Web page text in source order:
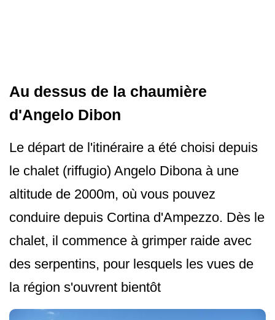
Au dessus de la chaumière
d'Angelo Dibon
Le départ de l'itinéraire a été choisi depuis
le chalet (riffugio) Angelo Dibona à une
altitude de 2000m, où vous pouvez
conduire depuis Cortina d'Ampezzo. Dès le
chalet, il commence à grimper raide avec
des serpentins, pour lesquels les vues de
la région s'ouvrent bientôt